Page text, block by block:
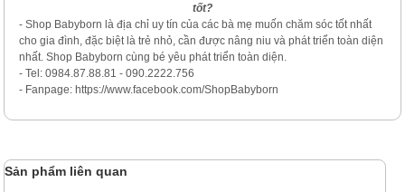
tốt?
- Shop Babyborn là địa chỉ uy tín của các bà mẹ muốn chăm sóc tốt nhất
cho gia đình, đặc biệt là trẻ nhỏ, cần được nâng niu và phát triển toàn diện
nhất. Shop Babyborn cùng bé yêu phát triển toàn diện.
- Tel: 0984.87.88.81 - 090.2222.756
- Fanpage: https://www.facebook.com/ShopBabyborn
Sản phẩm liên quan